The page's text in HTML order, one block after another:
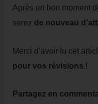
Après un bon moment
serez de nouveau
Merci d’avoir lu cet
pour vos révisions !
Partagez en